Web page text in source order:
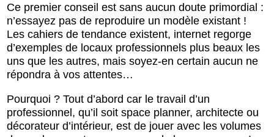
Ce premier conseil est sans aucun doute primordial :
n’essayez pas de reproduire un modèle existant !
Les cahiers de tendance existent, internet regorge
d’exemples de locaux professionnels plus beaux les
uns que les autres, mais soyez-en certain aucun ne
répondra à vos attentes…
Pourquoi ? Tout d’abord car le travail d’un
professionnel, qu’il soit space planner, architecte ou
décorateur d’intérieur, est de jouer avec les volumes